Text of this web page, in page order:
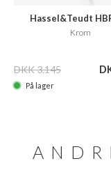
Hassel&Teudt
Krom
DKK 3.145
På lager